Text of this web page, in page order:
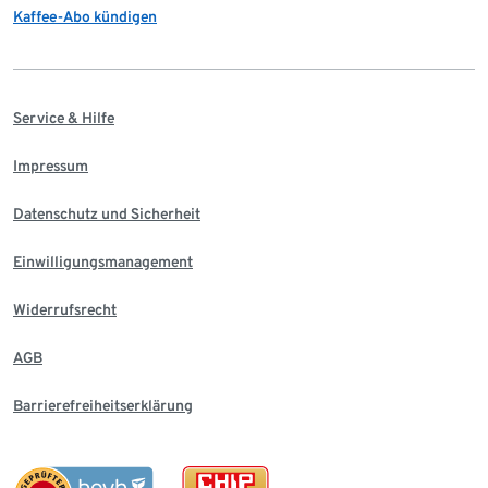
Kaffee-Abo kündigen
Service & Hilfe
Impressum
Datenschutz und Sicherheit
Einwilligungsmanagement
Widerrufsrecht
AGB
Barrierefreiheitserklärung